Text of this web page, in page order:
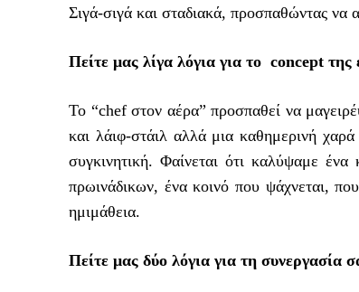
Σιγά-σιγά και σταδιακά, προσπαθώντας να
Πείτε μας λίγα λόγια για το concept
Το “chef στον αέρα” προσπαθεί να
και λάιφ-στάιλ αλλά μια καθημερινή
συγκινητική. Φαίνεται ότι καλύψαμε
πρωινάδικων, ένα κοινό που ψάχνεται,
ημιμάθεια.
Πείτε μας δύο λόγια για τη